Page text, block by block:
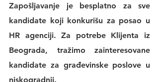
Zapošljavanje je besplatno za sve
HR agenciji. Za potrebe Klijenta iz
Beograda, tražimo zainteresovane
kandidate za građevinske poslove u
niskogradnji.